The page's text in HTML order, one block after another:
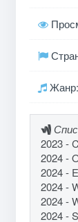
Жанр:
2023 -
2024 -
2024 -
2024 -
2024 -
2024 -